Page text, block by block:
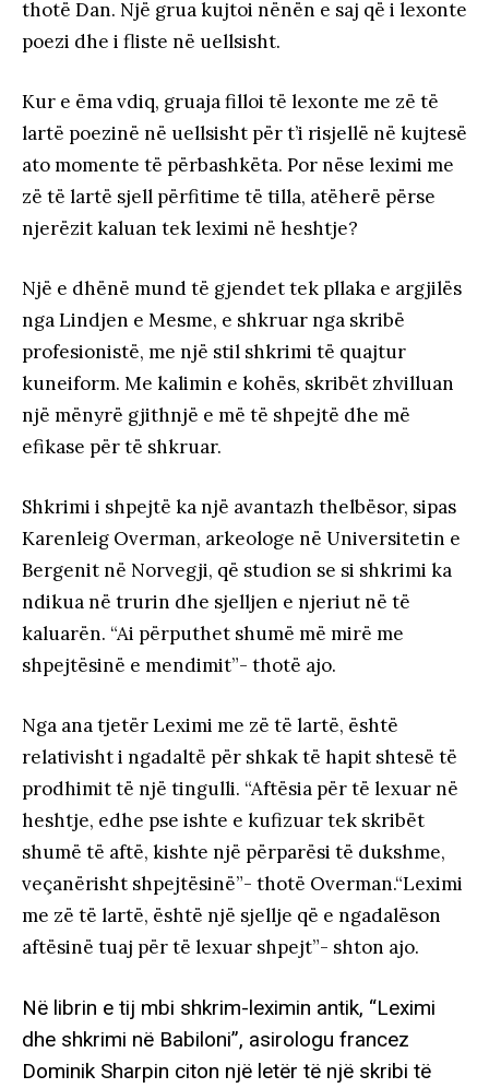
thotë Dan. Një grua kujtoi nënën e saj që i lexonte
poezi dhe i fliste në uellsisht.
Kur e ëma vdiq, gruaja filloi të lexonte me zë të
lartë poezinë në uellsisht për t’i risjellë në kujtesë
ato momente të përbashkëta. Por nëse leximi me
zë të lartë sjell përfitime të tilla, atëherë përse
njerëzit kaluan tek leximi në heshtje?
Një e dhënë mund të gjendet tek pllaka e argjilës
nga Lindjen e Mesme, e shkruar nga skribë
profesionistë, me një stil shkrimi të quajtur
kuneiform. Me kalimin e kohës, skribët zhvilluan
një mënyrë gjithnjë e më të shpejtë dhe më
efikase për të shkruar.
Shkrimi i shpejtë ka një avantazh thelbësor, sipas
Karenleig Overman, arkeologe në Universitetin e
Bergenit në Norvegji, që studion se si shkrimi ka
ndikua në trurin dhe sjelljen e njeriut në të
kaluarën. “Ai përputhet shumë më mirë me
shpejtësinë e mendimit”- thotë ajo.
Nga ana tjetër Leximi me zë të lartë, është
relativisht i ngadaltë për shkak të hapit shtesë të
prodhimit të një tingulli. “Aftësia për të lexuar në
heshtje, edhe pse ishte e kufizuar tek skribët
shumë të aftë, kishte një përparësi të dukshme,
veçanërisht shpejtësinë”- thotë Overman.“Leximi
me zë të lartë, është një sjellje që e ngadalëson
aftësinë tuaj për të lexuar shpejt”- shton ajo.
Në librin e tij mbi shkrim-leximin antik, “Leximi
dhe shkrimi në Babiloni”, asirologu francez
Dominik Sharpin citon një letër të një skribi të